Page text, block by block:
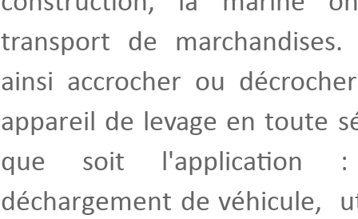
transport de
ainsi accrocher ou
appareil de levage en toute
que soit l'application :
déchargement de véhicule,